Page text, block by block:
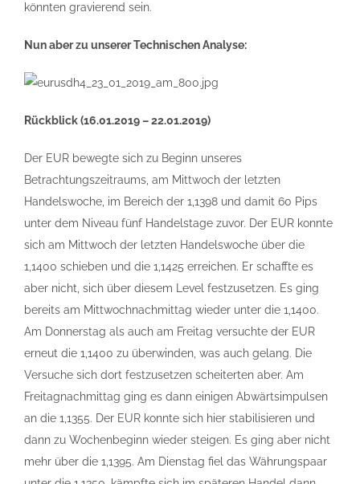
könnten gravierend sein.
Nun aber zu unserer Technischen Analyse:
Rückblick (16.01.2019 – 22.01.2019)
Der EUR bewegte sich zu Beginn unseres
Betrachtungszeitraums, am Mittwoch der letzten
Handelswoche, im Bereich der 1,1398 und damit 60 Pips
unter dem Niveau fünf Handelstage zuvor. Der EUR konnte
sich am Mittwoch der letzten Handelswoche über die
1,1400 schieben und die 1,1425 erreichen. Er schaffte es
aber nicht, sich über diesem Level festzusetzen. Es ging
bereits am Mittwochnachmittag wieder unter die 1,1400.
Am Donnerstag als auch am Freitag versuchte der EUR
erneut die 1,1400 zu überwinden, was auch gelang. Die
Versuche sich dort festzusetzen scheiterten aber. Am
Freitagnachmittag ging es dann einigen Abwärtsimpulsen
an die 1,1355. Der EUR konnte sich hier stabilisieren und
dann zu Wochenbeginn wieder steigen. Es ging aber nicht
mehr über die 1,1395. Am Dienstag fiel das Währungspaar